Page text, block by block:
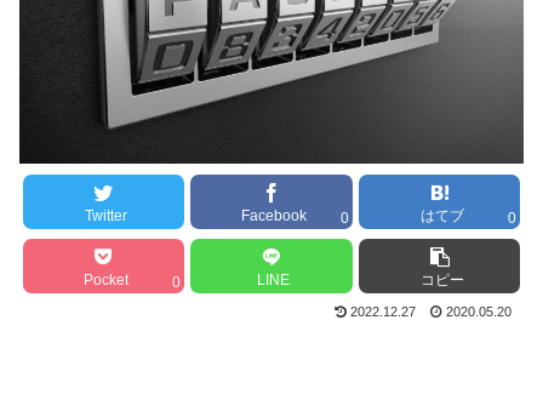
Twitter Facebook 0 はてブ 0
Pocket 0 LINE コピー
2022.12.27 2020.05.20